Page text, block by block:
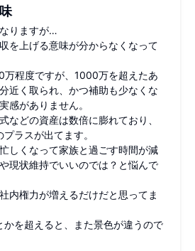
りますが…
を上げる意味が分からなくなって
程度ですが、1000万を超えたあ
近く取られ、かつ補助も少なくな
感がありません。
などの資産は数倍に膨れており、
ラスが出てます。
しくなって家族と過ごす時間が減
現状維持でいいのでは？と悩んで
内権力が増えるだけだと思ってま
を超えると、また景色が違うので